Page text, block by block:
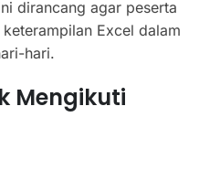
dirancang agar peserta
Excel dalam
hari.
Mengikuti